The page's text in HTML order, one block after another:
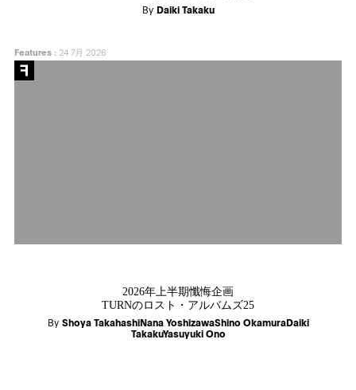
By Daiki Takaku
Features:24 7月 2026
2026年上半期懺悔企画
TURNのロスト・アルバムズ25
By Shoya TakahashiNana YoshizawaShino OkamuraDaiki
TakakuYasuyuki Ono